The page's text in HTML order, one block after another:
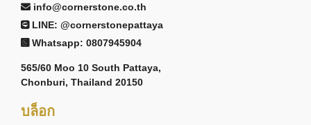
info@cornerstone.co.th
LINE: @cornerstonepattaya
Whatsapp: 0807945904
565/60 Moo 10 South Pattaya,
Chonburi, Thailand 20150
บล็อก